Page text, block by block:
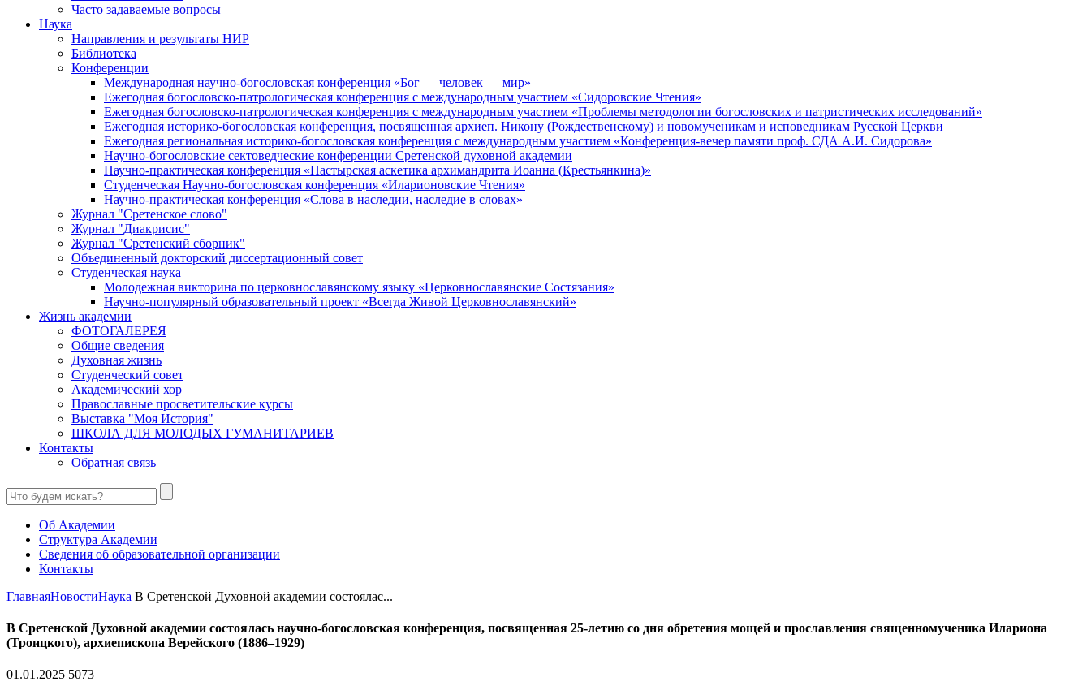
Часто задаваемые вопросы
Наука
Направления и результаты НИР
Библиотека
Конференции
Международная научно-богословская конференция «Бог — человек — мир»
Ежегодная богословско-патрологическая конференция с международным участием «Сидоровские Чтения»
Ежегодная богословско-патрологическая конференция с международным участием «Проблемы методологии богословских и патристических исследований»
Ежегодная историко-богословская конференция, посвященная архиеп. Никону (Рождественскому) и новомученикам и исповедникам Русской Церкви
Ежегодная региональная историко-богословская конференция с международным участием «Конференция-вечер памяти проф. СДА А.И. Сидорова»
Научно-богословские сектоведческие конференции Сретенской духовной академии
Научно-практическая конференция «Пастырская аскетика архимандрита Иоанна (Крестьянкина)»
Студенческая Научно-богословская конференция «Иларионовские Чтения»
Научно-практическая конференция «Cлова в наследии, наследие в словах»
Журнал "Сретенское слово"
Журнал "Диакрисис"
Журнал "Сретенский сборник"
Объединенный докторский диссертационный совет
Студенческая наука
Молодежная викторина по церковнославянскому языку «Церковнославянские Состязания»
Научно-популярный образовательный проект «Всегда Живой Церковнославянский»
Жизнь академии
ФОТОГАЛЕРЕЯ
Общие сведения
Духовная жизнь
Студенческий совет
Академический хор
Православные просветительские курсы
Выставка "Моя История"
ШКОЛА ДЛЯ МОЛОДЫХ ГУМАНИТАРИЕВ
Контакты
Обратная связь
Об Академии
Структура Академии
Сведения об образовательной организации
Контакты
ГлавнаяНовостиНаука В Сретенской Духовной академии состоялас...
В Сретенской Духовной академии состоялась научно-богословская конференция, посвященная 25-летию со дня обретения мощей и прославления священномученика Илариона
(Троицкого), архиепископа Верейского (1886–1929)
01.01.2025 5073